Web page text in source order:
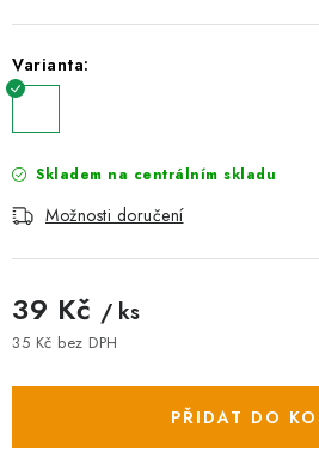
Kontakt Možnosti dopravy
Obchodní podmínky
Věrnostní slevy
Varianta:
Skladem na centrálním skladu
Možnosti doručení
39 Kč / ks
35 Kč bez DPH
PŘIDAT DO